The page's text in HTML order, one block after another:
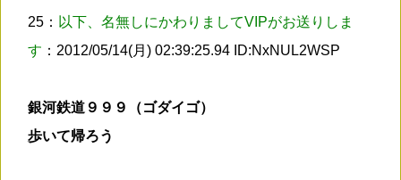
25： 以下、名無しにかわりましてVIPがお送りしま
す ：2012/05/14(月) 02:39:25.94 ID:NxNUL2WSP
銀河鉄道９９９（ゴダイゴ）
歩いて帰ろう